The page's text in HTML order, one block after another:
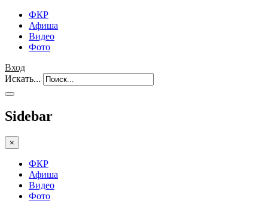
ФКР
Афиша
Видео
Фото
Вход
Искать...
Sidebar
×
ФКР
Афиша
Видео
Фото